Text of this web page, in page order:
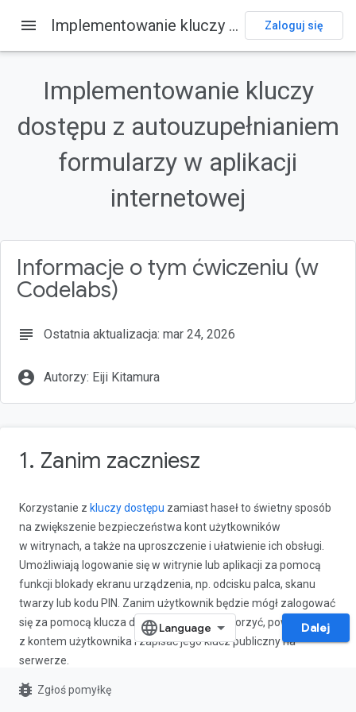
1. Zanim zaczniesz
Wymagania wstępne
Czego się nauczysz
2. Konfiguracja
Klonowanie projektu
menu Implementowanie kluczy dostępu z autouzupełnianiem formularzy w aplikacji internetowej Zaloguj się
Implementowanie kluczy
dostępu z autouzupełnianiem
formularzy w aplikacji
internetowej
Informacje o tym ćwiczeniu (w
Codelabs)
subject Ostatnia aktualizacja: mar 24, 2026
account_circle Autorzy: Eiji Kitamura
1. Zanim zaczniesz
Korzystanie z kluczy dostępu zamiast haseł to świetny sposób
na zwiększenie bezpieczeństwa kont użytkowników
w witrynach, a także na uproszczenie i ułatwienie ich obsługi.
Umożliwiają logowanie się w witrynie lub aplikacji za pomocą
funkcji blokady ekranu urządzenia, np. odcisku palca, skanu
twarzy lub kodu PIN. Zanim użytkownik będzie mógł zalogować
się za pomocą klucza dostępu, musi go utworzyć, powiązać
z kontem użytkownika i zapisać jego klucz publiczny na
serwerze.
W tym ćwiczeniu przekształcisz podstawowe logowanie za
Dalej
bug_report Zgłoś pomyłkę